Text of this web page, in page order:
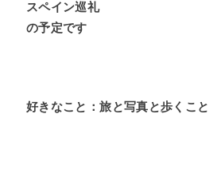
スペイン巡礼
の予定です
好きなこと：旅と写真と歩くこと